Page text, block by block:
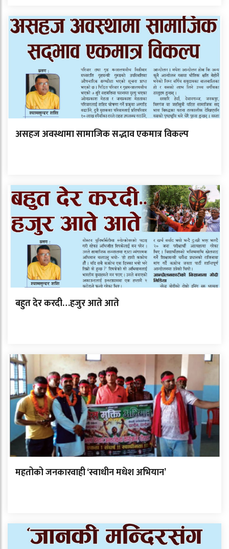
असहज अवस्थामा सामाजिक सद्भाव एकमात्र विकल्प
बहुत देर करदी…हजुर आते आते
महतोको जनकारवाही ‘स्वाधीन मधेश अभियान’